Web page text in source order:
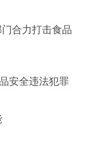
合力打击食品
安全违法犯罪